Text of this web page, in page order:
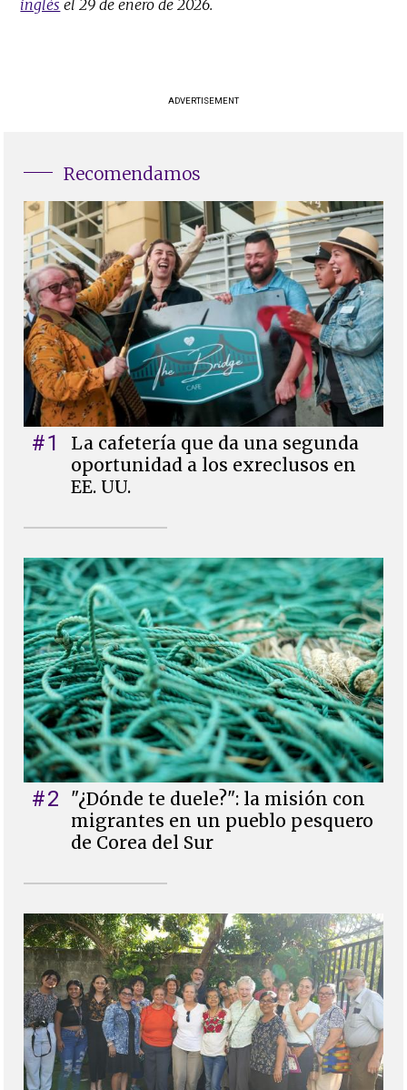
inglés el 29 de enero de 2026.
ADVERTISEMENT
Recomendamos
#1
La cafetería que da una segunda
oportunidad a los exreclusos en
EE. UU.
#2
"¿Dónde te duele?": la misión con
migrantes en un pueblo pesquero
de Corea del Sur